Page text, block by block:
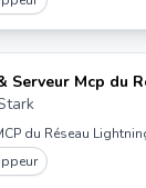
Serveur Mcp du
du Réseau